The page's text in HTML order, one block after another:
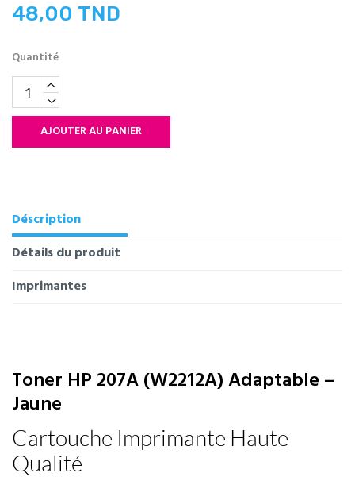
48,00 TND
Quantité
AJOUTER AU PANIER
Déscription
Détails du produit
Imprimantes
Toner HP 207A (W2212A) Adaptable –
Jaune
Cartouche Imprimante Haute
Qualité